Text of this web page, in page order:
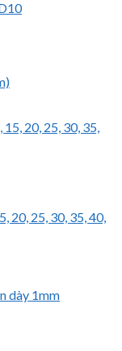
20, 25, 30, 35, 40,